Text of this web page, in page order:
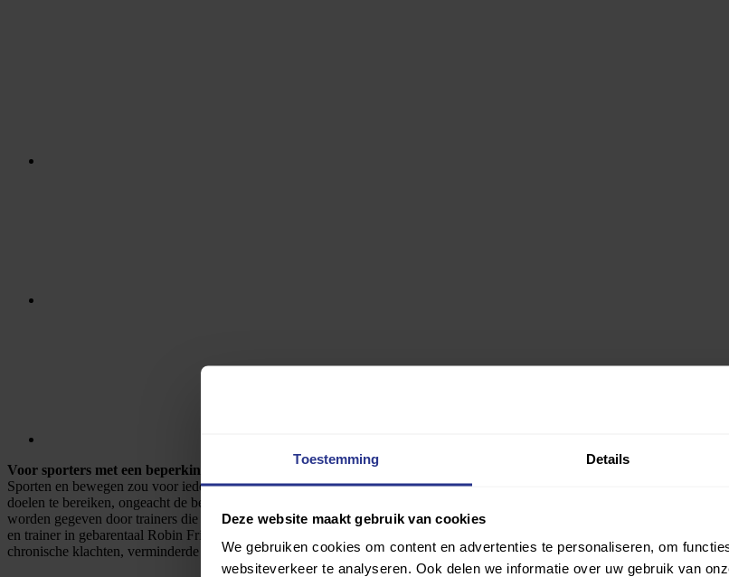
Toestemming Details
Deze website maakt gebruik van cookies
We gebruiken cookies om content en advertenties te personaliseren, om
websiteverkeer te analyseren. Ook delen we informatie over uw gebruik van
Voor sporters met een beperking door sporters met een beperking
Sporten en bewegen zou voor iedereen vanzelfsprekend moeten zijn, ook voor mensen met een beperking.
doelen te bereiken, ongeacht de beperking. Het programma biedt een breed scala aan workouts voor zowel beginners als
worden gegeven door trainers die zelf ook een beperking hebben. Zij delen hun kennis en ervaring om een optimale
en trainer in gebarentaal Robin Frings of paralympische atlete Noëlle Roorda. De workouts zijn onderverdeeld in zeven
chronische klachten, verminderde armfunctie, rolstoelgebruik met verminderde of volledige armfunctie, verminderde